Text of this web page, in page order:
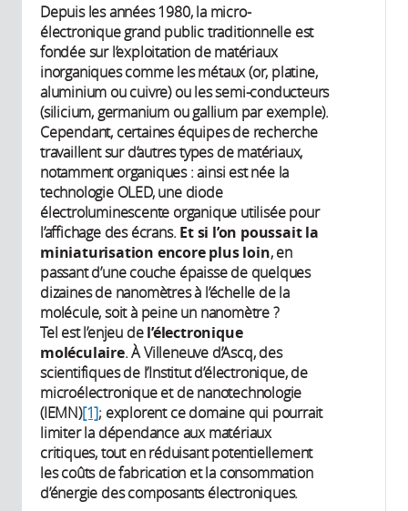
Depuis les années 1980, la micro-
électronique grand public traditionnelle est
fondée sur l’exploitation de matériaux
inorganiques comme les métaux (or, platine,
aluminium ou cuivre) ou les semi-conducteurs
(silicium, germanium ou gallium par exemple).
Cependant, certaines équipes de recherche
travaillent sur d’autres types de matériaux,
notamment organiques : ainsi est née la
technologie OLED, une diode
électroluminescente organique utilisée pour
l’affichage des écrans. Et si l’on poussait la
miniaturisation encore plus loin, en
passant d’une couche épaisse de quelques
dizaines de nanomètres à l’échelle de la
molécule, soit à peine un nanomètre ?
Tel est l’enjeu del’électronique
moléculaire. À Villeneuve d’Ascq, des
scientifiques de l’Institut d’électronique, de
microélectronique et de nanotechnologie
(IEMN)[1]; explorent ce domaine qui pourrait
limiter la dépendance aux matériaux
critiques, tout en réduisant potentiellement
les coûts de fabrication et la consommation
d’énergie des composants électroniques.